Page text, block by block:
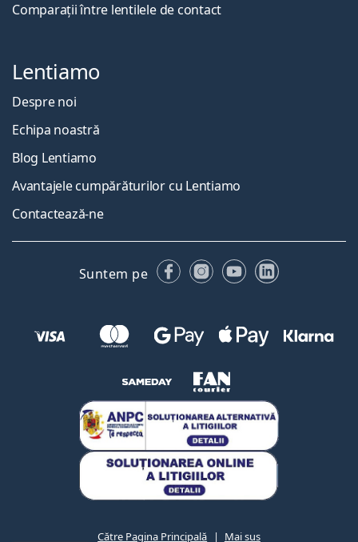
Comparații între lentilele de contact
Lentiamo
Despre noi
Echipa noastră
Blog Lentiamo
Avantajele cumpărăturilor cu Lentiamo
Contactează-ne
Suntem pe FacebookInstagram
YouTubeLinkedIn
Către Pagina Principală Mai sus